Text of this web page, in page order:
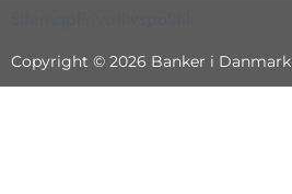
Copyright © 2026 Banker i Danmark